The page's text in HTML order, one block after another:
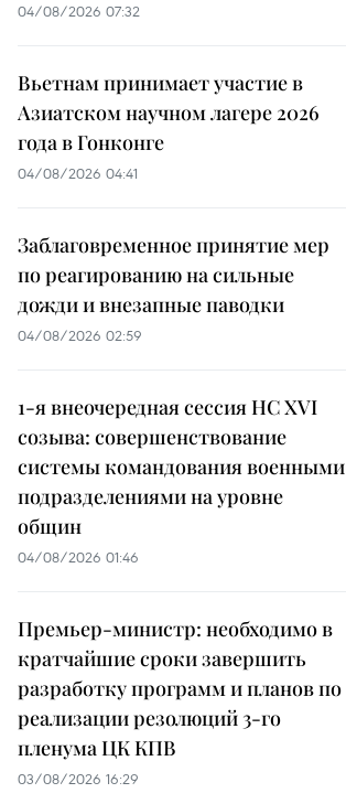
04/08/2026 07:32
Вьетнам принимает участие в
Азиатском научном лагере 2026
года в Гонконге
04/08/2026 04:41
Заблаговременное принятие мер
по реагированию на сильные
дожди и внезапные паводки
04/08/2026 02:59
1-я внеочередная сессия НС XVI
созыва: совершенствование
системы командования военными
подразделениями на уровне
общин
04/08/2026 01:46
Премьер-министр: необходимо в
кратчайшие сроки завершить
разработку программ и планов по
реализации резолюций 3-го
пленума ЦК КПВ
03/08/2026 16:29